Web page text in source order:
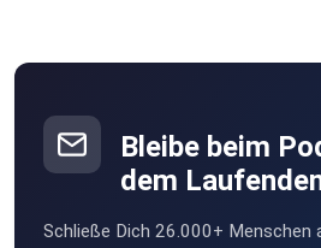
Bleibe beim
dem
Schließe Dich 26.000+ Menschen